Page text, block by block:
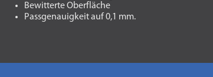
Bewitterte Oberfläche
Passgenauigkeit auf 0,1 mm.